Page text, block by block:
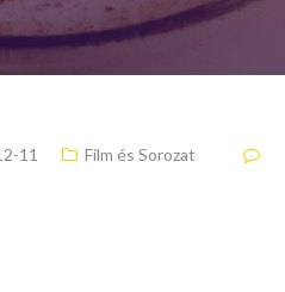
11
Film és Sorozat